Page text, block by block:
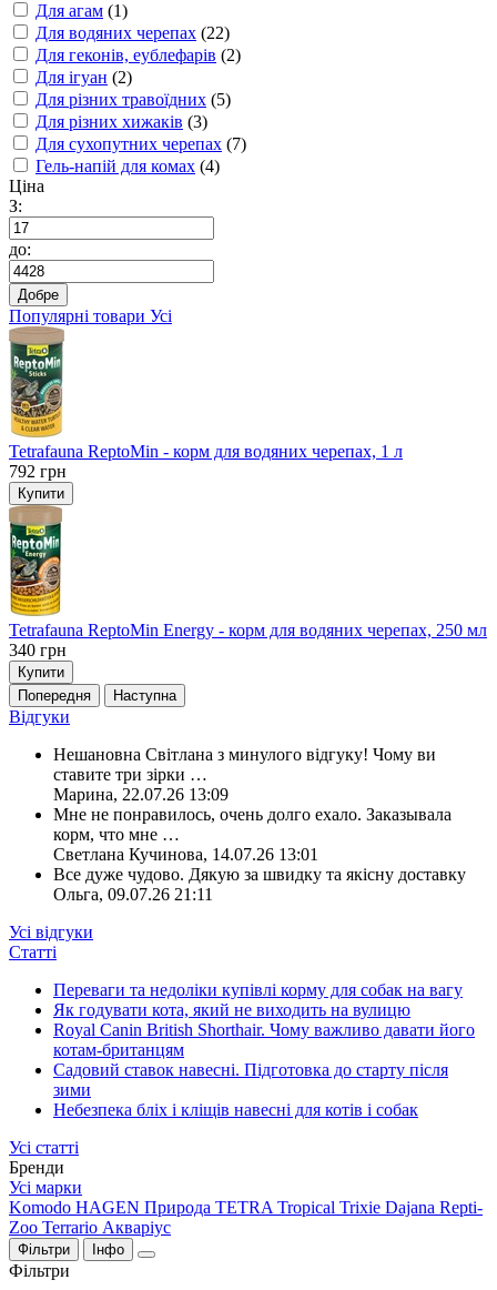
Для агам (1)
Для водяних черепах (22)
Для геконів, еублефарів (2)
Для ігуан (2)
Для різних травоїдних (5)
Для різних хижаків (3)
Для сухопутних черепах (7)
Гель-напій для комах (4)
Ціна
З:
до:
Добре
Популярні товари Усі
Tetrafauna ReptoMin - корм для водяних черепах, 1 л
792 грн
Купити
Tetrafauna ReptoMin Energy - корм для водяних черепах, 250 мл
340 грн
Купити
Попередня
Наступна
Відгуки
Нешановна Світлана з минулого відгуку! Чому ви
ставите три зірки …
Марина, 22.07.26 13:09
Мне не понравилось, очень долго ехало. Заказывала
корм, что мне …
Светлана Кучинова, 14.07.26 13:01
Все дуже чудово. Дякую за швидку та якісну доставку
Ольга, 09.07.26 21:11
Усі відгуки
Статті
Переваги та недоліки купівлі корму для собак на вагу
Як годувати кота, який не виходить на вулицю
Royal Canin British Shorthair. Чому важливо давати його
котам-британцям
Садовий ставок навесні. Підготовка до старту після
зими
Небезпека бліх і кліщів навесні для котів і собак
Усі статті
Бренди
Усі марки
Komodo HAGEN Природа TETRATropical Trixie Dajana Repti-
Zoo Terrario Акваріус
Фільтри Інфо
Фільтри